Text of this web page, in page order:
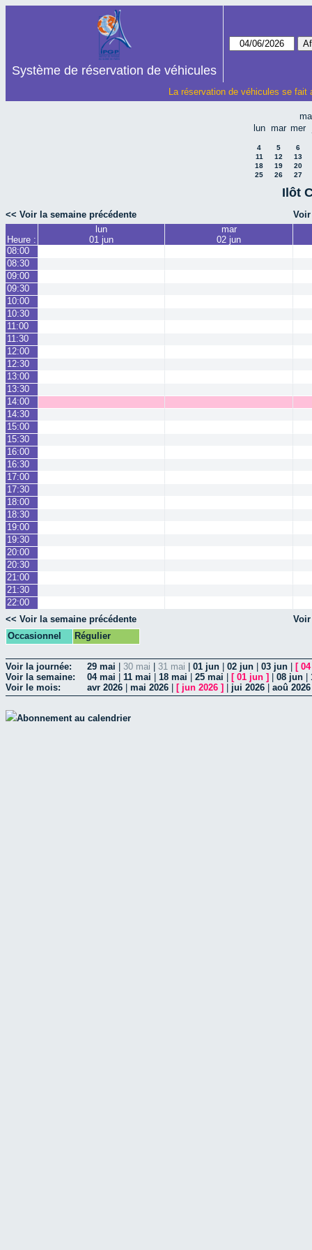
Système de réservation de véhicules
La réservation de véhicules se
lun mar mer
4 5
6
11
12
13
18
19
20
25
26 27
Ilôt
<< Voir la semaine précédente
Heure :
lun
01 jun
mar
02 jun
08:00
08:30
09:00
09:30
10:00
10:30
11:00
11:30
12:00
12:30
13:00
13:30
14:00
14:30
15:00
15:30
16:00
16:30
17:00
17:30
18:00
18:30
19:00
19:30
20:00
20:30
21:00
21:30
22:00
<< Voir la semaine précédente
Occasionnel
Régulier
Voir la journée: 29 mai 30 mai 31 mai 01 jun 02 jun 03 jun [
Voir la semaine:
04 mai 11 mai 18 mai 25 mai [ 01 jun ] 08 jun
Voir le mois:
avr 2026 mai 2026 [ jun 2026 ] jui 2026 aoû 2026
Abonnement au calendrier